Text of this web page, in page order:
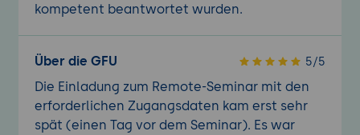
kompetent beantwortet wurden.
Über die GFU 5/5
Die Einladung zum Remote-Seminar mit den
erforderlichen Zugangsdaten kam erst sehr
spät (einen Tag vor dem Seminar). Es war